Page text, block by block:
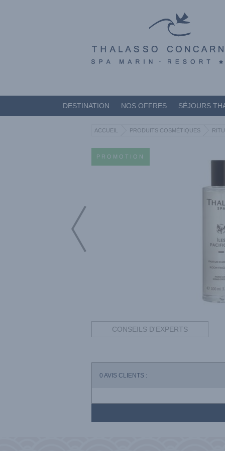
DESTINATION NOS OFFRES SÉJOURS
ACCUEIL PRODUITS COSMÉTIQUES
PROMOTION
CONSEILS D'EXPERTS
0 AVIS CLIENTS :